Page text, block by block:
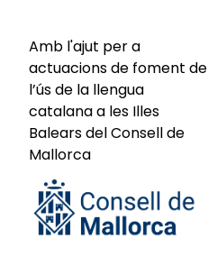
Amb l'ajut per a
actuacions de foment de
l’ús de la llengua
catalana a les Illes
Balears del Consell de
Mallorca